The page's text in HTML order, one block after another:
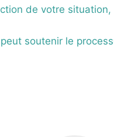
de votre
soutenir le